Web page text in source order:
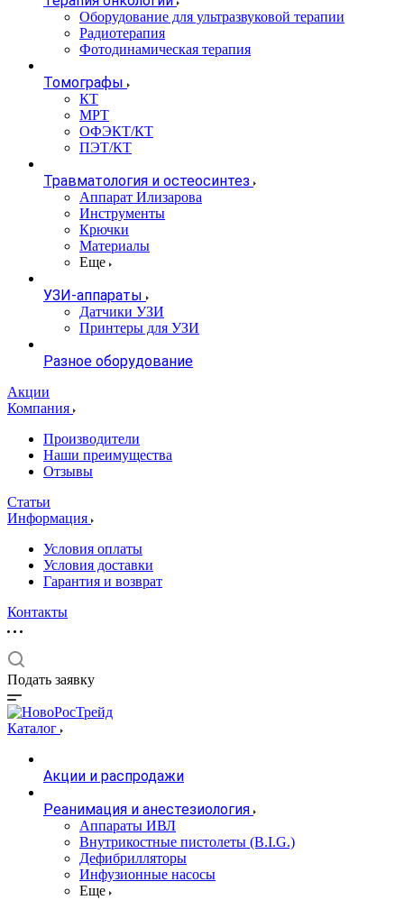
Оборудование для ультразвуковой терапии
Радиотерапия
Фотодинамическая терапия
Томографы
КТ
МРТ
ОФЭКТ/КТ
ПЭТ/КТ
Травматология и остеосинтез
Аппарат Илизарова
Инструменты
Крючки
Материалы
Еще
УЗИ-аппараты
Датчики УЗИ
Принтеры для УЗИ
Разное оборудование
Акции
Компания
Производители
Наши преимущества
Отзывы
Статьи
Информация
Условия оплаты
Условия доставки
Гарантия и возврат
Контакты
Подать заявку
Каталог
Акции и распродажи
Реанимация и анестезиология
Аппараты ИВЛ
Внутрикостные пистолеты (B.I.G.)
Дефибрилляторы
Инфузионные насосы
Еще